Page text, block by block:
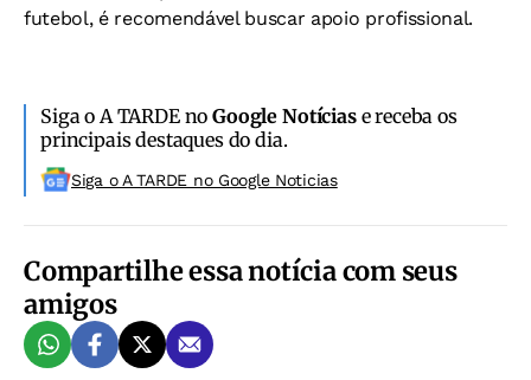
futebol, é recomendável buscar apoio profissional.
Siga o A TARDE noGoogle Notíciase receba os
principais destaques do dia.
Siga o A TARDE no Google Noticias
Compartilhe essa notícia com seus
amigos